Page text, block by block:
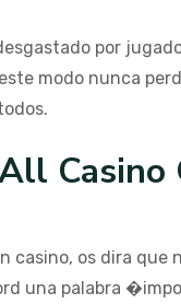
por
modo nunca
Casino
casino, os dira que
una palabra